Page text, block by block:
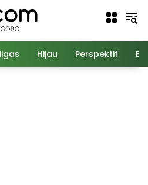
Hijau Perspektif